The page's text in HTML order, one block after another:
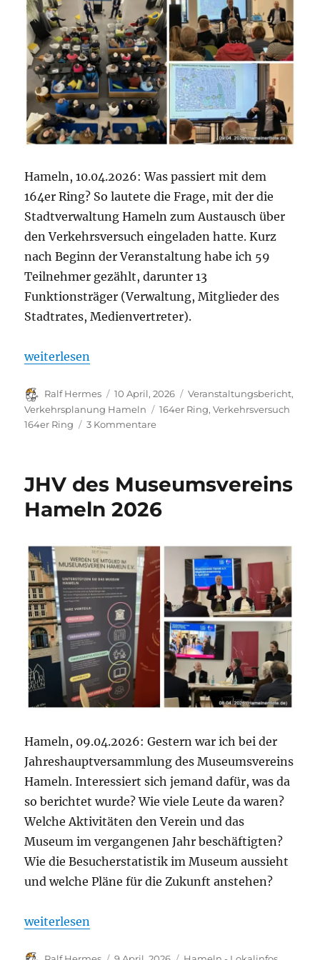
zedita
/Bahnhof
Hameln
Hameln, 10.04.2026: Was passiert mit dem
164er Ring? So lautete die Frage, mit der die
Stadtverwaltung Hameln zum Austausch über
den Verkehrsversuch eingeladen hatte. Kurz
nach Beginn der Veranstaltung habe ich 59
Teilnehmer gezählt, darunter 13
Funktionsträger (Verwaltung, Mitglieder des
Stadtrates, Medienvertreter).
„Zum Verlauf: Infoveranstaltung der Stadt Hameln
weiterlesen
Autor
Ralf Hermes
Veröffentlicht
am
10 April, 2026 Kategorien
Veranstaltungsbericht,
Verkehrsplanung Hameln
Schlagwörter
164er Ring,Verkehrsversuch
164er Ring
3 Kommentarezu
der
Hameln
Verkehrsversuch
am
164er
Ring
JHV des Museumsvereins
Hameln 2026
Hameln, 09.04.2026: Gestern war ich bei der
Jahreshauptversammlung des Museumsvereins
Hameln. Interessiert sich jemand dafür, was da
so berichtet wurde? Wie viele Leute da waren?
Welche Aktivitäten den Verein und das
Museum im vergangenen Jahr beschäftigten?
Wie die Besucherstatistik im Museum aussieht
und welche Pläne für die Zukunft anstehen?
„JHV des Museumsvereins Hameln 2026“
weiterlesen
Autor Veröffentlicht Kategorien